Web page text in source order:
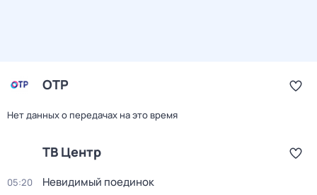
ОТР
Нет данных о передачах на это время
ТВ Центр
05:20 Невидимый поединок